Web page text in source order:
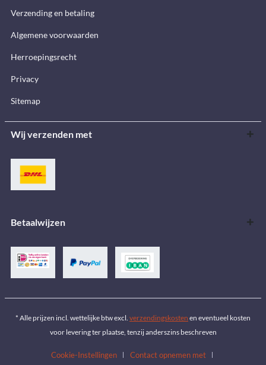
Verzending en betaling
Algemene voorwaarden
Herroepingsrecht
Privacy
Sitemap
Wij verzenden met
Betaalwijzen
* Alle prijzen incl. wettelijke btw excl. verzendingskosten en eventueel kosten
voor levering ter plaatse, tenzij anderszins beschreven
Cookie-Instellingen Contact opnemen met